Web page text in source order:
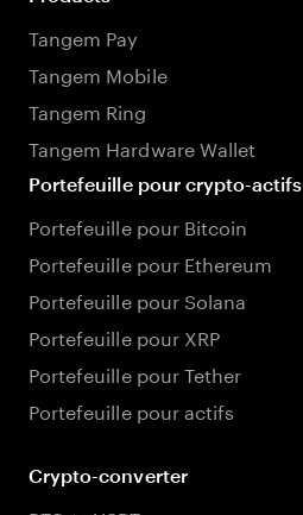
Tangem Pay
Tangem Mobile
Tangem Ring
Tangem Hardware Wallet
Portefeuille pour crypto-actifs
Portefeuille pour Bitcoin
Portefeuille pour Ethereum
Portefeuille pour Solana
Portefeuille pour XRP
Portefeuille pour Tether
Portefeuille pour actifs
Crypto-converter